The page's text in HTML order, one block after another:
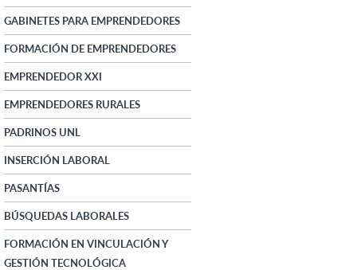
GABINETES PARA EMPRENDEDORES
FORMACIÓN DE EMPRENDEDORES
EMPRENDEDOR XXI
EMPRENDEDORES RURALES
PADRINOS UNL
INSERCIÓN LABORAL
PASANTÍAS
BÚSQUEDAS LABORALES
FORMACIÓN EN VINCULACIÓN Y
GESTIÓN TECNOLÓGICA